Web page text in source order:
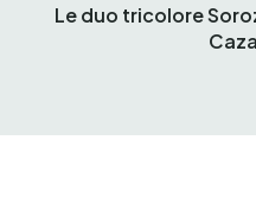
Le duo tricolore